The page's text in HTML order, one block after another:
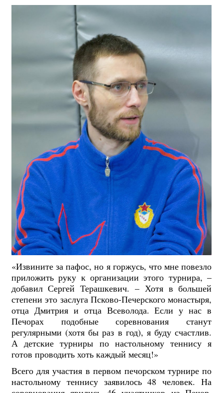
«Извините за пафос, но я горжусь, что мне повезло
приложить руку к организации этого турнира, –
добавил Сергей Терашкевич. – Хотя в большей
степени это заслуга Псково-Печерского монастыря,
отца Дмитрия и отца Всеволода. Если у нас в
Печорах подобные соревнования станут
регулярными (хотя бы раз в год), я буду счастлив.
А детские турниры по настольному теннису я
готов проводить хоть каждый месяц!»
Всего для участия в первом печорском турнире по
настольному теннису заявилось 48 человек. На